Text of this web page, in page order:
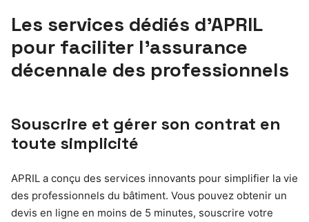
Les services dédiés d’APRIL
pour faciliter l’assurance
décennale des professionnels
Souscrire et gérer son contrat en
toute simplicité
APRIL a conçu des services innovants pour simplifier la vie
des professionnels du bâtiment. Vous pouvez obtenir un
devis en ligne en moins de 5 minutes, souscrire votre